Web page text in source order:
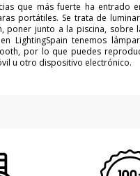
que más fuerte ha entrado
portátiles. Se trata de
poner junto a la piscina, sobre
LightingSpain tenemos
por lo que puedes
u otro dispositivo electrónico.